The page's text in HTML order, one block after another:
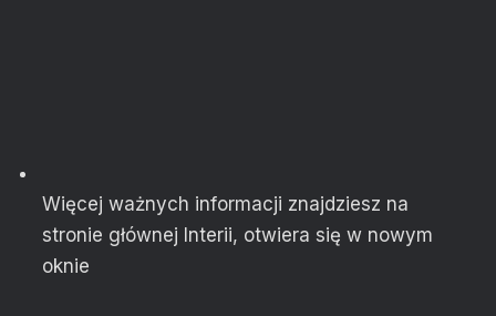
Więcej ważnych informacji znajdziesz na
stronie głównej Interii, otwiera się w nowym
oknie